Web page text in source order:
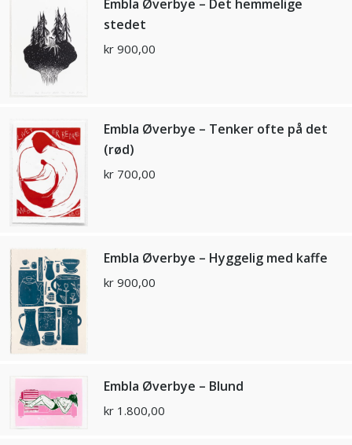
Embla Øverbye – Det hemmelige
stedet
kr 900,00
Embla Øverbye – Tenker ofte på det
(rød)
kr 700,00
Embla Øverbye – Hyggelig med kaffe
kr 900,00
Embla Øverbye – Blund
kr 1.800,00